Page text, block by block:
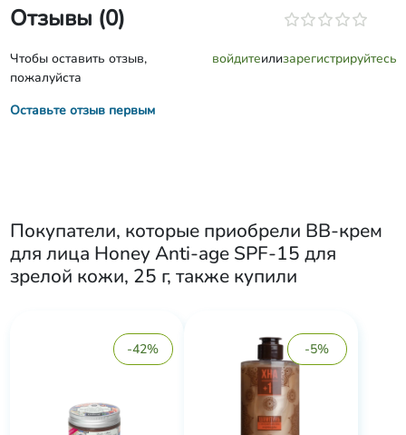
Отзывы (0)
Чтобы оставить отзыв,
пожалуйста
войдитеилизарегистрируйтесь
Оставьте отзыв первым
Покупатели, которые приобрели BB-крем
для лица Honey Anti-age SPF-15 для
зрелой кожи, 25 г, также купили
-42% -5%